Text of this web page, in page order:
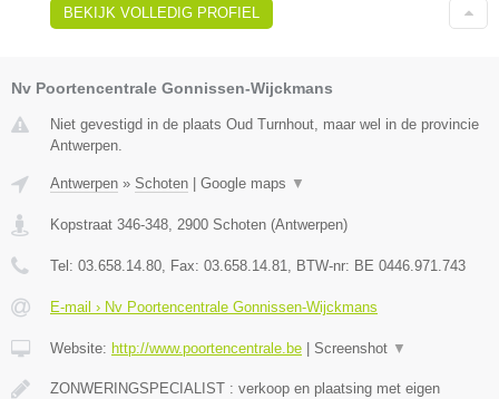
BEKIJK VOLLEDIG PROFIEL
Nv Poortencentrale Gonnissen-Wijckmans
Niet gevestigd in de plaats Oud Turnhout, maar wel in de provincie
Antwerpen.
Antwerpen » Schoten Google maps ▼
Kopstraat 346-348 2900 Schoten (Antwerpen)
Tel: 03.658.14.80 , Fax: 03.658.14.81 , BTW-nr: BE 0446.971.743
E-mail › Nv Poortencentrale Gonnissen-Wijckmans
Website: http://www.poortencentrale.be Screenshot ▼
ZONWERINGSPECIALIST : verkoop en plaatsing met eigen